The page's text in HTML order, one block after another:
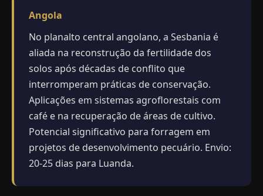
Angola
No planalto central angolano, a Sesbania é
aliada na reconstrução da fertilidade dos
solos após décadas de conflito que
interromperam práticas de conservação.
Aplicações em sistemas agroflorestais com
café e na recuperação de áreas de cultivo.
Potencial significativo para forragem em
projetos de desenvolvimento pecuário. Envio:
20-25 dias para Luanda.